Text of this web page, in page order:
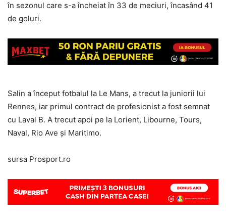
în sezonul care s-a încheiat în 33 de meciuri, încasând 41
de goluri.
Salin a început fotbalul la Le Mans, a trecut la juniorii lui
Rennes, iar primul contract de profesionist a fost semnat
cu Laval B. A trecut apoi pe la Lorient, Libourne, Tours,
Naval, Rio Ave şi Maritimo.
sursa Prosport.ro